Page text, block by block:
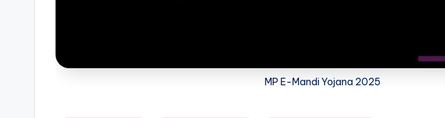
MP E-Mandi Yojana 2025